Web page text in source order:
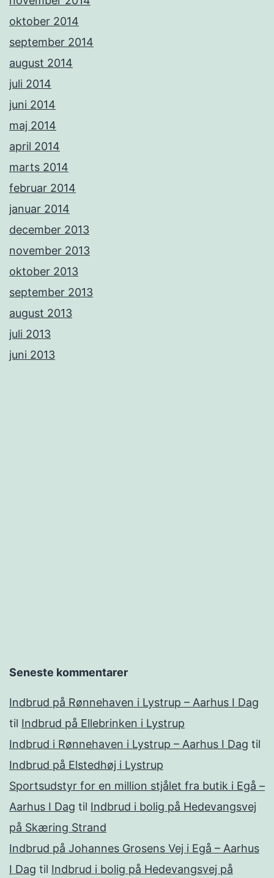
oktober 2014
september 2014
august 2014
juli 2014
juni 2014
maj 2014
april 2014
marts 2014
februar 2014
januar 2014
december 2013
november 2013
oktober 2013
september 2013
august 2013
juli 2013
juni 2013
Seneste kommentarer
Indbrud på Rønnehaven i Lystrup – Aarhus I Dag
til Indbrud på Ellebrinken i Lystrup
Indbrud i Rønnehaven i Lystrup – Aarhus I Dag til
Indbrud på Elstedhøj i Lystrup
Sportsudstyr for en million stjålet fra butik i Egå –
Aarhus I Dag til Indbrud i bolig på Hedevangsvej
på Skæring Strand
Indbrud på Johannes Grosens Vej i Egå – Aarhus
I Dag til Indbrud i bolig på Hedevangsvej på